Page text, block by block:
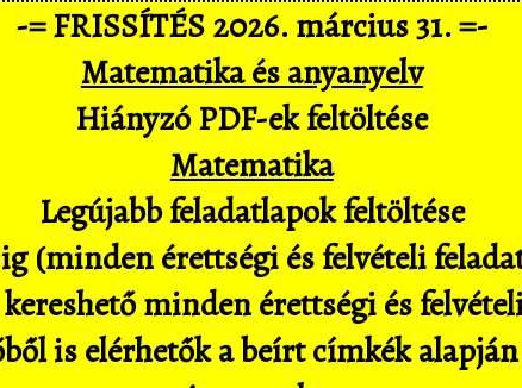
-= FRISSÍTÉS 2026. március 31. =-
Matematika és anyanyelv
Hiányzó PDF-ek feltöltése
Matematika
Legújabb feladatlapok feltöltése
(minden érettségi és felvételi
kereshető minden érettségi és
is elérhetők a beírt címkék